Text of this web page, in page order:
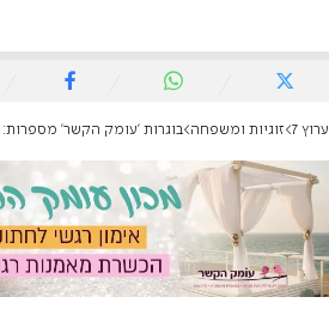
ערוץ 7 זוגיות ומשפחה בוגרות 'עומק הקשר' מספרות: "זה